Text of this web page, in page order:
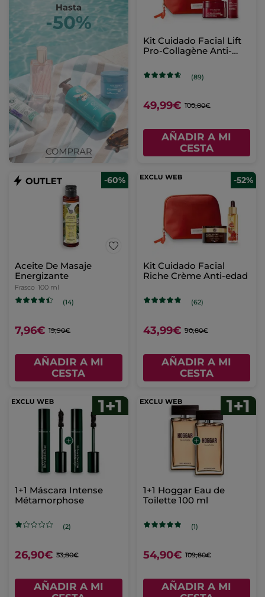
Kit Cuidado Facial Lift
Pro-Collagène Anti-
(89)
49,99€ 100,80€
AÑADIR A MI
CESTA
-60%
Aceite De Masaje
Energizante
Frasco 100 ml
(14)
7,96€ 19,90€
AÑADIR A MI
CESTA
-52%
Kit Cuidado Facial
Riche Crème Anti-edad
(62)
43,99€ 90,80€
AÑADIR A MI
CESTA
1+1 Máscara Intense
Métamorphose
(2)
26,90€ 53,80€
AÑADIR A MI
1+1 Hoggar Eau de
Toilette 100 ml
(1)
54,90€ 109,80€
AÑADIR A MI